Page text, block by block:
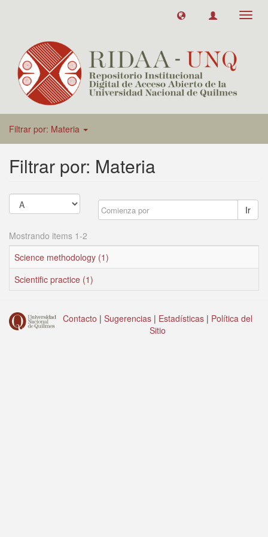
Filtrar por: Materia
Filtrar por: Materia
Ir
Mostrando items 1-2
Science methodology (1)
Scientific practice (1)
Contacto | Sugerencias | Estadísticas | Política del
Sitio